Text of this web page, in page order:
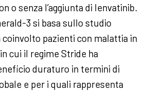
o senza l’aggiunta di lenvatinib.
3 si basa sullo studio
coinvolto pazienti con malattia in
cui il regime Stride ha
duraturo in termini di
e per i quali rappresenta